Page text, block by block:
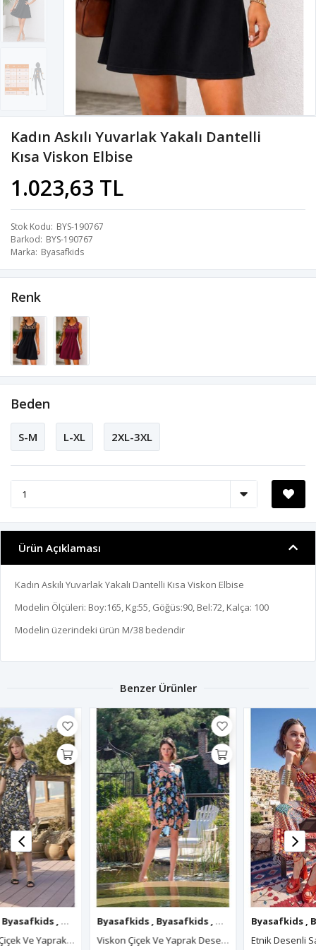
Kadın Askılı Yuvarlak Yakalı Dantelli
Kısa Viskon Elbise
1.023,63 TL
Stok Kodu BYS-190767
Barkod BYS-190767
Marka Byasafkids
Renk
Beden
S-M L-XL 2XL-3XL
Ürün Açıklaması
Kadın Askılı Yuvarlak Yakalı Dantelli Kısa Viskon Elbise
Modelin Ölçüleri: Boy:165, Kg:55, Göğüs:90, Bel:72, Kalça: 100
Modelin üzerindeki ürün M/38 bedendir
Benzer Ürünler
,Byasafkids Byasafkids, Byasafkids, Byasafkids ,
Byasafkids Byasafkids,Byasafkids,Byasafkids Byasafkids ,
Viskon Çiçek Ve Yaprak Desenli Uzun Kollu Elbise
Byasafkids Byasafkids,
Etnik Desenli Saten Tulum